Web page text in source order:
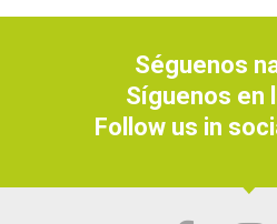
Séguenos
Síguenos en
Follow us in